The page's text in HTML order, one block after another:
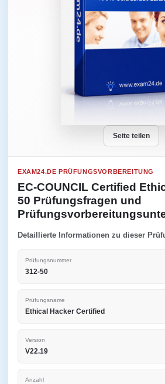
Seite teilen
EXAM24.DE PRÜFUNGSVORBEREITUNG
EC-COUNCIL Certified
50 Prüfungsfragen und
Detaillierte Informationen zu dieser
Prüfungsnummer
312-50
Prüfungsname
Ethical Hacker Certified
Version
V22.19
Anzahl